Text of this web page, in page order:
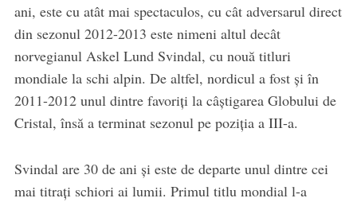
ani, este cu atât mai spectaculos, cu cât adversarul direct
din sezonul 2012-2013 este nimeni altul decât
norvegianul Askel Lund Svindal, cu nouă titluri
mondiale la schi alpin. De altfel, nordicul a fost şi în
2011-2012 unul dintre favoriţi la câştigarea Globului de
Cristal, însă a terminat sezonul pe poziţia a III-a.
Svindal are 30 de ani şi este de departe unul dintre cei
mai titraţi schiori ai lumii. Primul titlu mondial l-a